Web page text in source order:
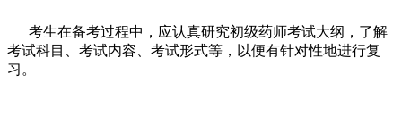
考生在备考过程中，应认真研究初级药师考试大纲，了解
考试科目、考试内容、考试形式等，以便有针对性地进行复
习。